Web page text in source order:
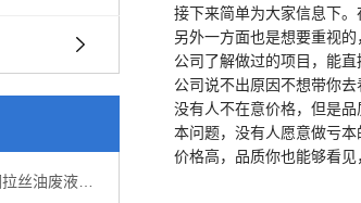
油废液处理
接下来简单为大家信息下
另外一方面也是想要重视
公司了解做过的项目，能
公司说不出原因不想带你
没有人不在意价格，但是
本问题，没有人愿意做亏本
价格高，品质你也能够看